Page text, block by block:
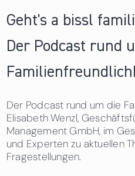
Geht's a bissl
Der Podcast rund
Der Podcast rund um die
Elisabeth Wenzl,
Management GmbH, im
und Experten zu aktuellen
Fragestellungen.